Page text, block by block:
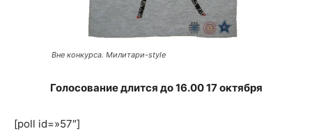
Вне конкурса. Милитари-style
Голосование длится до 16.00 17 октября
[poll id=»57″]